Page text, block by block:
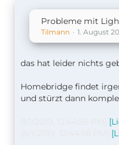
Probleme mit
Tilmann 1. August
das hat leider nichts
Homebridge findet
und stürzt dann